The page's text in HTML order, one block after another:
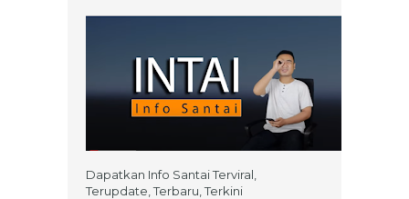
Dapatkan Info Santai Terviral,
Terupdate, Terbaru, Terkini